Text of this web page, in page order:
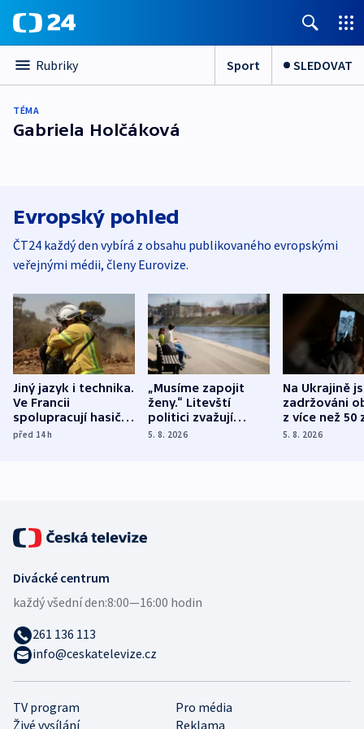
Rubriky Sport SLEDOVAT
TÉMA
Gabriela Holčáková
Evropský pohled
ČT24 každý den vybírá z obsahu publikovaného evropskými
veřejnými médii, členy Eurovize.
Jiný jazyk i technika.
Ve Francii
spolupracují hasiči z
různých zemí
před 14h
„Musíme zapojit
ženy.“ Litevští
politici zvažují
dohodu o
5. 8. 2026
Na Ukrajině
zadržováni
z více než 50
Bojovali na
5. 8. 2026
TV program
Pro média
Živé vysílání
Reklama
Divácké centrum
každý všední den:8:00—16:00 hodin
261 136 113
info@ceskatelevize.cz